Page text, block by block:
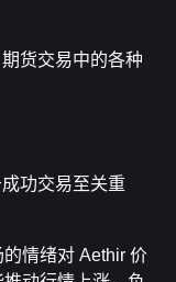
货交易中的各种
功交易至关重
的情绪对 Aethir 价